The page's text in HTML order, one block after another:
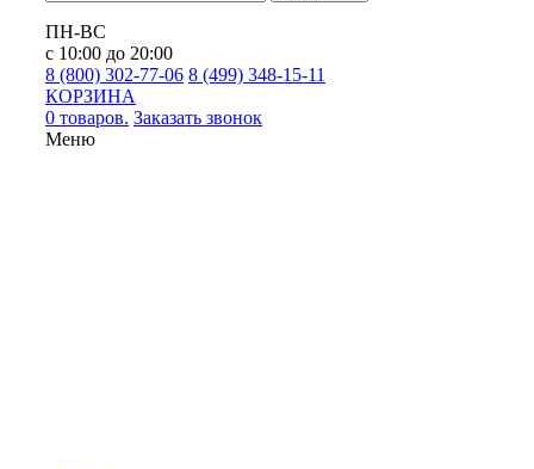
ПН-ВС
с 10:00 до 20:00
8 (800) 302-77-06 8 (499) 348-15-11
КОРЗИНА
0 товаров. Заказать звонок
Меню